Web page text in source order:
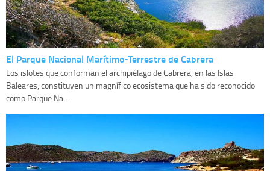
El Parque Nacional Marítimo-Terrestre de Cabrera
Los islotes que conforman el archipiélago de Cabrera, en las Islas
Baleares, constituyen un magnífico ecosistema que ha sido reconocido
como Parque Na...